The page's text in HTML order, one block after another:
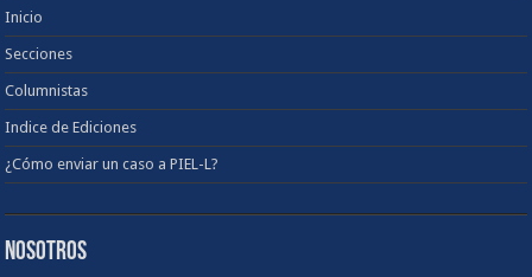
Inicio
Secciones
Columnistas
Indice de Ediciones
¿Cómo enviar un caso a PIEL-L?
NOSOTROS